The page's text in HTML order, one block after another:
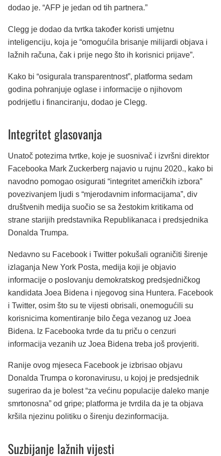
dodao je. “AFP je jedan od tih partnera.”
Clegg je dodao da tvrtka također koristi umjetnu
inteligenciju, koja je “omogućila brisanje milijardi objava i
lažnih računa, čak i prije nego što ih korisnici prijave”.
Kako bi “osigurala transparentnost”, platforma sedam
godina pohranjuje oglase i informacije o njihovom
podrijetlu i financiranju, dodao je Clegg.
Integritet glasovanja
Unatoč potezima tvrtke, koje je suosnivač i izvršni direktor
Facebooka Mark Zuckerberg najavio u rujnu 2020., kako bi
navodno pomogao osigurati “integritet američkih izbora”
povezivanjem ljudi s “mjerodavnim informacijama”, div
društvenih medija suočio se sa žestokim kritikama od
strane starijih predstavnika Republikanaca i predsjednika
Donalda Trumpa.
Nedavno su Facebook i Twitter pokušali ograničiti širenje
izlaganja New York Posta, medija koji je objavio
informacije o poslovanju demokratskog predsjedničkog
kandidata Joea Bidena i njegovog sina Huntera. Facebook
i Twitter, osim što su te vijesti obrisali, onemogućili su
korisnicima komentiranje bilo čega vezanog uz Joea
Bidena. Iz Facebooka tvrde da tu priču o cenzuri
informacija vezanih uz Joea Bidena treba još provjeriti.
Ranije ovog mjeseca Facebook je izbrisao objavu
Donalda Trumpa o koronavirusu, u kojoj je predsjednik
sugerirao da je bolest “za većinu populacije daleko manje
smrtonosna” od gripe; platforma je tvrdila da je ta objava
kršila njezinu politiku o širenju dezinformacija.
Suzbijanje lažnih vijesti